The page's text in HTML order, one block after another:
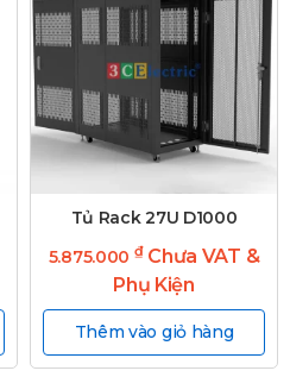
Tủ Rack 27U D1000
5.875.000 ₫Chưa VAT &
Phụ Kiện
Thêm vào giỏ hàng